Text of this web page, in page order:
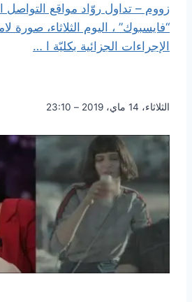
زووم – تداول روّاد مواقع التواصل
“فايسبوك” ، اليوم الثلاثاء، صورة
الإجراءات الجزائية بكليّة ا …
الثلاثاء، 14 ماي، 2019 – 23:10